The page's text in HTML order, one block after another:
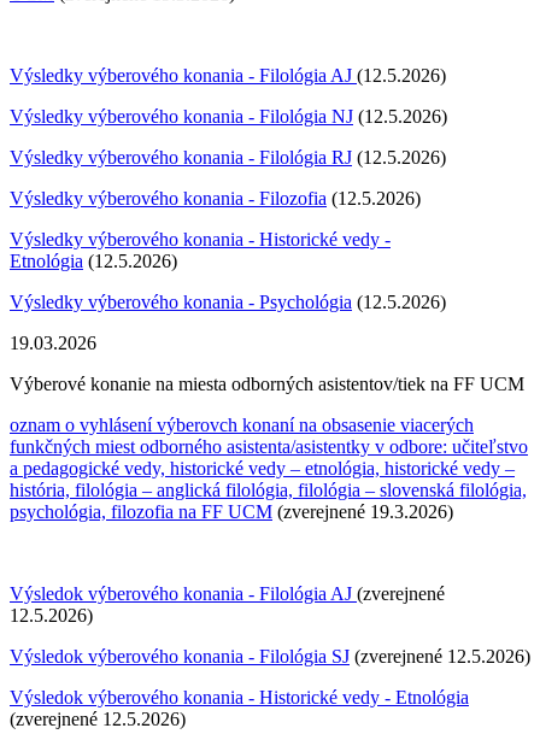
Výsledky výberového konania - Filológia AJ (12.5.2026)
Výsledky výberového konania - Filológia NJ (12.5.2026)
Výsledky výberového konania - Filológia RJ (12.5.2026)
Výsledky výberového konania - Filozofia (12.5.2026)
Výsledky výberového konania - Historické vedy -
Etnológia (12.5.2026)
Výsledky výberového konania - Psychológia (12.5.2026)
19.03.2026
Výberové konanie na miesta odborných asistentov/tiek na FF UCM
oznam o vyhlásení výberovch konaní na obsasenie viacerých
funkčných miest odborného asistenta/asistentky v odbore: učiteľstvo
a pedagogické vedy, historické vedy – etnológia, historické vedy –
história, filológia – anglická filológia, filológia – slovenská filológia,
psychológia, filozofia na FF UCM (zverejnené 19.3.2026)
Výsledok výberového konania - Filológia AJ (zverejnené
12.5.2026)
Výsledok výberového konania - Filológia SJ (zverejnené 12.5.2026)
Výsledok výberového konania - Historické vedy - Etnológia
(zverejnené 12.5.2026)